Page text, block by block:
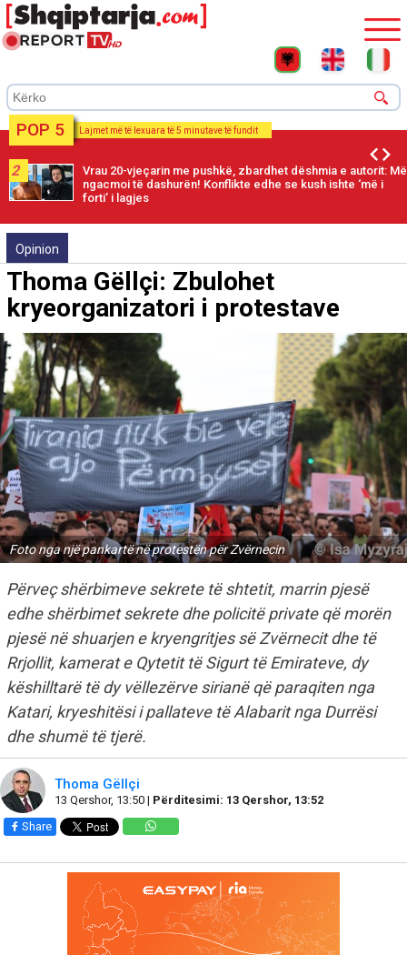
POP 5 Lajmet më të lexuara të 5 minutave të fundit
2
Vrau 20-vjeçarin me pushkë, zbardhet dëshmia e autorit: Më
ngacmoi të dashurën! Konflikte edhe se kush ishte ‘më i
forti’ i lagjes
Opinion
Thoma Gëllçi: Zbulohet
kryeorganizatori i protestave
Foto nga një pankartë në protestën për Zvërnecin
Përveç shërbimeve sekrete të shtetit, marrin pjesë
edhe shërbimet sekrete dhe policitë private që morën
pjesë në shuarjen e kryengritjes së Zvërnecit dhe të
Rrjollit, kamerat e Qytetit të Sigurt të Emirateve, dy
këshilltarë të dy vëllezërve sirianë që paraqiten nga
Katari, kryeshitësi i pallateve të Alabarit nga Durrësi
dhe shumë të tjerë.
Thoma Gëllçi
13 Qershor, 13:50 | Përditesimi: 13 Qershor, 13:52
Share